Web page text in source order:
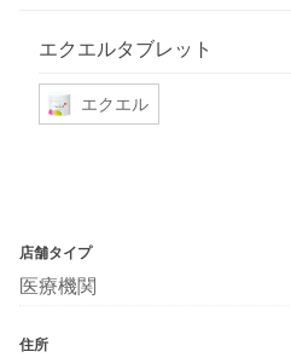
エクエルタブレット
エクエル
店舗タイプ
医療機関
住所